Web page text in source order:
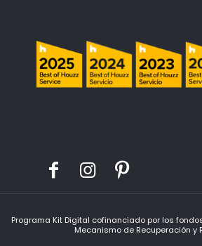
Programa Kit Digital cofinanciado por los
Mecanismo de Recuperación y